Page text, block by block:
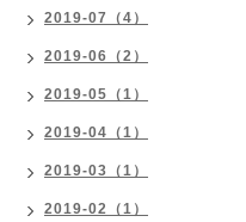
2019-07（4）
2019-06（2）
2019-05（1）
2019-04（1）
2019-03（1）
2019-02（1）